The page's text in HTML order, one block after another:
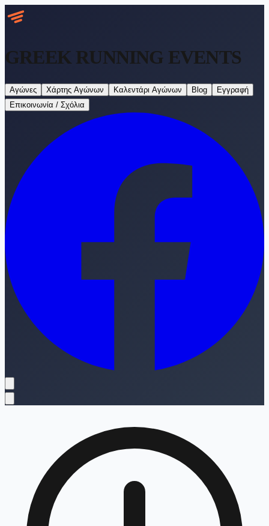
GREEK RUNNING EVENTS
Αγώνες Χάρτης Αγώνων Καλεντάρι Αγώνων Blog
Εγγραφή
Επικοινωνία / Σχόλια